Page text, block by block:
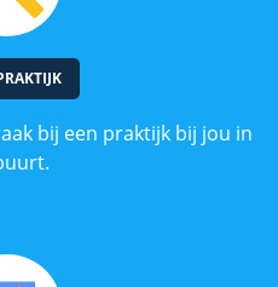
bij een praktijk bij jou in